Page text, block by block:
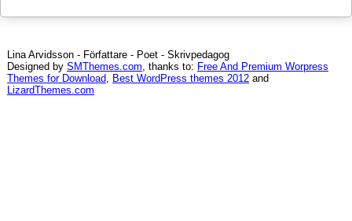
Lina Arvidsson - Författare - Poet - Skrivpedagog
Designed by SMThemes.com, thanks to: Free And Premium Worpress
Themes for Download, Best WordPress themes 2012and
LizardThemes.com